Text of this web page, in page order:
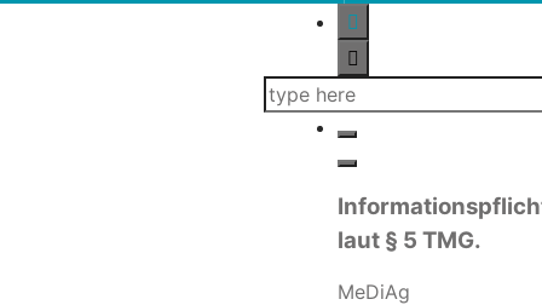
laut § 5 TMG.
MeDiAg